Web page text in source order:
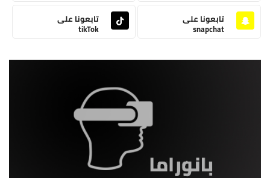
تابعونا على
snapchat
تابعونا على
tikTok